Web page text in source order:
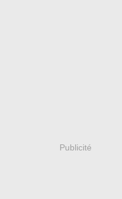
Publicité